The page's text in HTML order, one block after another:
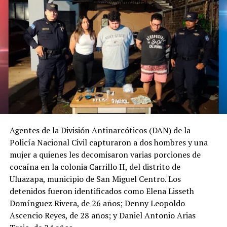
Agentes de la División Antinarcóticos (DAN) de la
Policía Nacional Civil capturaron a dos hombres y una
mujer a quienes les decomisaron varias porciones de
cocaína en la colonia Carrillo II, del distrito de
Uluazapa, municipio de San Miguel Centro. Los
detenidos fueron identificados como Elena Lisseth
Domínguez Rivera, de 26 años; Denny Leopoldo
Ascencio Reyes, de 28 años; y Daniel Antonio Arias